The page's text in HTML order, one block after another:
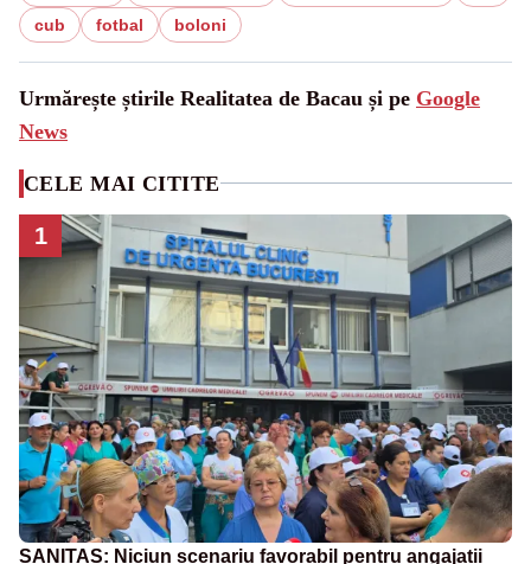
cub
fotbal boloni
Urmărește știrile Realitatea de Bacau și pe Google
News
CELE MAI CITITE
1
SANITAS: Niciun scenariu favorabil pentru angajații